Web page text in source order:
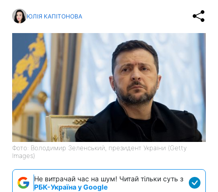
ЮЛІЯ КАПІТОНОВА
Фото: Володимир Зеленський, президент України (Getty
Images)
Не витрачай час на шум! Читай тільки суть з
РБК-Україна у Google